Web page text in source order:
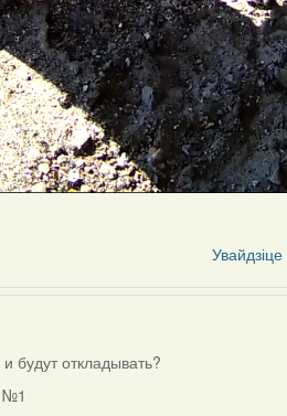
Увайдзіце
будут откладывать?
№1